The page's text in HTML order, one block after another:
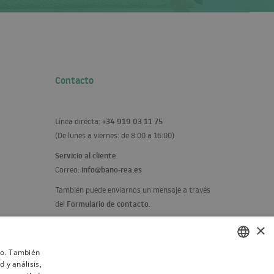
Contacto
Línea directa: +34 919 03 11 75
(De lunes a viernes: de 8:00 a 16:00)
Servicio al cliente
Correo: info@bano-rea.es
También puede enviarnos un mensaje a través
del Formulario de contacto
×
También
y análisis,